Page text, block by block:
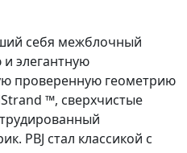
себя межблочный
и элегантную
проверенную геометрию
™, сверхчистые
PBJ стал классикой с